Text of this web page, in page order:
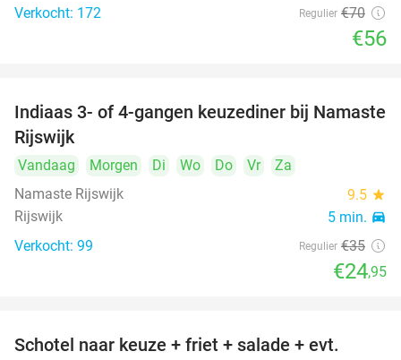
Verkocht: 172 Regulier €70
€56
29%
Indiaas 3- of 4-gangen keuzediner bij Namaste
Rijswijk
Vandaag Morgen Di Wo Do Vr
Za
Namaste Rijswijk
9.5 star
Rijswijk 5 min. directions_car
Verkocht: 99 Regulier €35
€24,95
Schotel naar keuze + friet + salade + evt.